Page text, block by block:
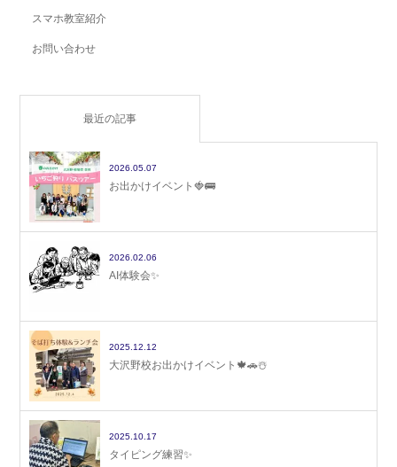
スマホ教室紹介
お問い合わせ
最近の記事
2026.05.07
お出かけイベント🍓🚌
2026.02.06
AI体験会✨
2025.12.12
大沢野校お出かけイベント🍁🚗☃️
2025.10.17
タイピング練習✨